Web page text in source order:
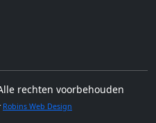
rechten voorbehouden
Robins Web Design